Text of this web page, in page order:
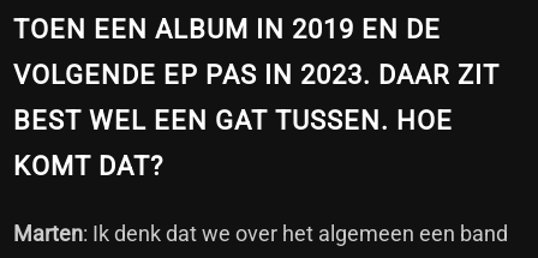
TOEN EEN ALBUM IN 2019 EN DE
VOLGENDE EP PAS IN 2023. DAAR ZIT
BEST WEL EEN GAT TUSSEN. HOE
KOMT DAT?
Marten: Ik denk dat we over het algemeen een band